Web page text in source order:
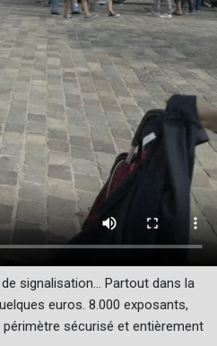
signalisation... Partout dans la
euros. 8.000 exposants,
sécurisé et entièrement